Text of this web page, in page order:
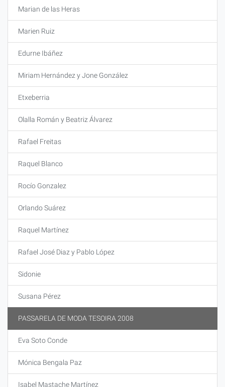
Marian de las Heras
Marien Ruiz
Edurne Ibáñez
Miriam Hernández y Jone González
Etxeberria
Olalla Román y Beatriz Álvarez
Rafael Freitas
Raquel Blanco
Rocío Gonzalez
Orlando Suárez
Raquel Martínez
Rafael José Diaz y Pablo López
Sidonie
Susana Pérez
PASSARELA DE MODA TESOIRA 2008
Eva Soto Conde
Mónica Bengala Paz
Isabel Mastache Martínez